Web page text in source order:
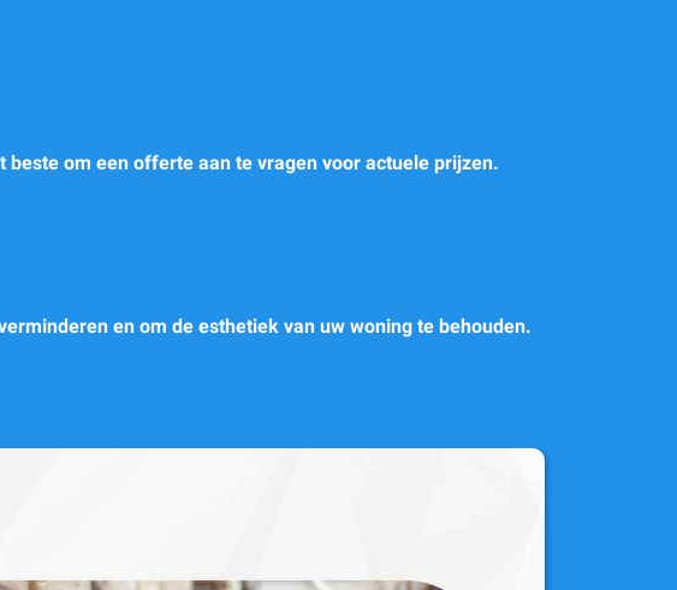
om een offerte aan te vragen voor actuele prijzen.
en om de esthetiek van uw woning te behouden.